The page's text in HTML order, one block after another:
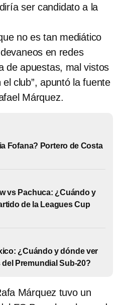
ser candidato a la
no es tan mediático
en redes
de apuestas, mal vistos
club”, apuntó la fuente
Márquez.
Fofana? Portero de Costa
vs Pachuca: ¿Cuándo y
de la Leagues Cup
¿Cuándo y dónde ver
del Premundial Sub-20?
Márquez tuvo un